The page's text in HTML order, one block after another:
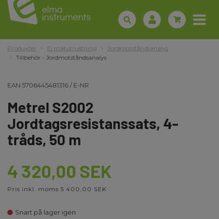
Produkter El mätutrustning
Jordmotståndsanalys
Tillbehör - Jordmotståndsanalys
EAN 5706445481316/E-NR
Metrel S2002
Jordtagsresistanssats, 4-
tråds, 50 m
4 320,00 SEK
Pris inkl. moms 5 400,00 SEK
Snart på lager igen